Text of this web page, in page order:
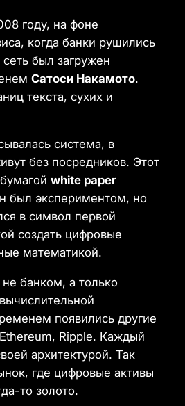
году, на фоне
когда банки рушились
был загружен
Сатоси Накамото.
текста, сухих и
система, в
без посредников. Этот
white paper
был экспериментом, но
в символ первой
создать цифровые
математикой.
банком, а только
появились другие
Ripple. Каждый
архитектурой. Так
где цифровые активы
то золото.